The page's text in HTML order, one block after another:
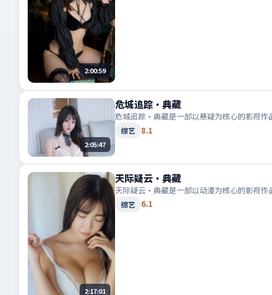
2:00:59
2:05:47
危城追踪·典藏
危城追踪·典藏是一部以悬疑为核心的影视作
综艺 8.1
2:17:01
天际疑云·典藏
天际疑云·典藏是一部以动漫为核心的影视作
综艺 6.1